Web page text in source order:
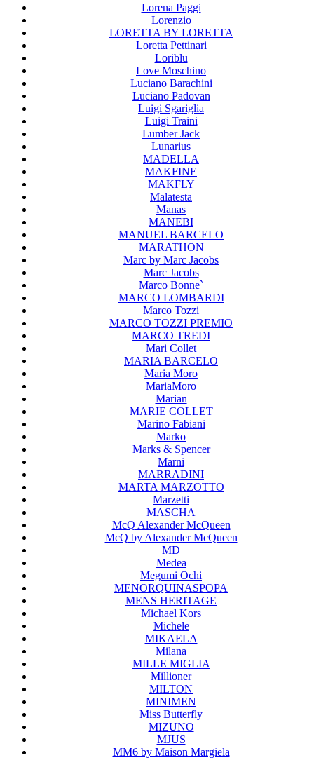
Lorena Paggi
Lorenzio
LORETTA BY LORETTA
Loretta Pettinari
Loriblu
Love Moschino
Luciano Barachini
Luciano Padovan
Luigi Sgariglia
Luigi Traini
Lumber Jack
Lunarius
MADELLA
MAKFINE
MAKFLY
Malatesta
Manas
MANEBI
MANUEL BARCELO
MARATHON
Marc by Marc Jacobs
Marc Jacobs
Marco Bonne`
MARCO LOMBARDI
Marco Tozzi
MARCO TOZZI PREMIO
MARCO TREDI
Mari Collet
MARIA BARCELO
Maria Moro
MariaMoro
Marian
MARIE COLLET
Marino Fabiani
Marko
Marks & Spencer
Marni
MARRADINI
MARTA MARZOTTO
Marzetti
MASCHA
McQ Alexander McQueen
McQ by Alexander McQueen
MD
Medea
Megumi Ochi
MENORQUINASPOPA
MENS HERITAGE
Michael Kors
Michele
MIKAELA
Milana
MILLE MIGLIA
Millioner
MILTON
MINIMEN
Miss Butterfly
MIZUNO
MJUS
MM6 by Maison Margiela